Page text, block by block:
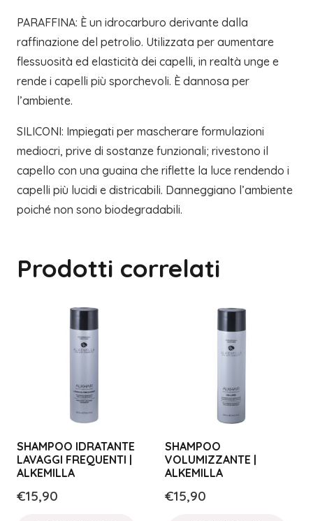
PARAFFINA: È un idrocarburo derivante dalla
raffinazione del petrolio. Utilizzata per aumentare
flessuosità ed elasticità dei capelli, in realtà unge e
rende i capelli più sporchevoli. È dannosa per
l’ambiente.
SILICONI: Impiegati per mascherare formulazioni
mediocri, prive di sostanze funzionali; rivestono il
capello con una guaina che riflette la luce rendendo i
capelli più lucidi e districabili. Danneggiano l’ambiente
poiché non sono biodegradabili.
Prodotti correlati
SHAMPOO IDRATANTE
LAVAGGI FREQUENTI |
ALKEMILLA
€15,90
SHAMPOO
VOLUMIZZANTE |
ALKEMILLA
€15,90